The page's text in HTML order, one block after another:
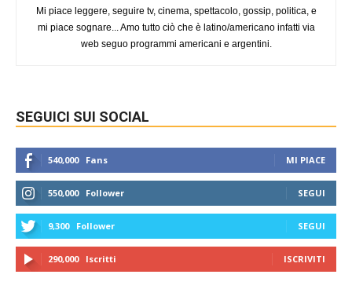
Mi piace leggere, seguire tv, cinema, spettacolo, gossip, politica, e
mi piace sognare... Amo tutto ciò che è latino/americano infatti via
web seguo programmi americani e argentini.
SEGUICI SUI SOCIAL
540,000 Fans MI PIACE
550,000 Follower SEGUI
9,300 Follower SEGUI
290,000 Iscritti ISCRIVITI